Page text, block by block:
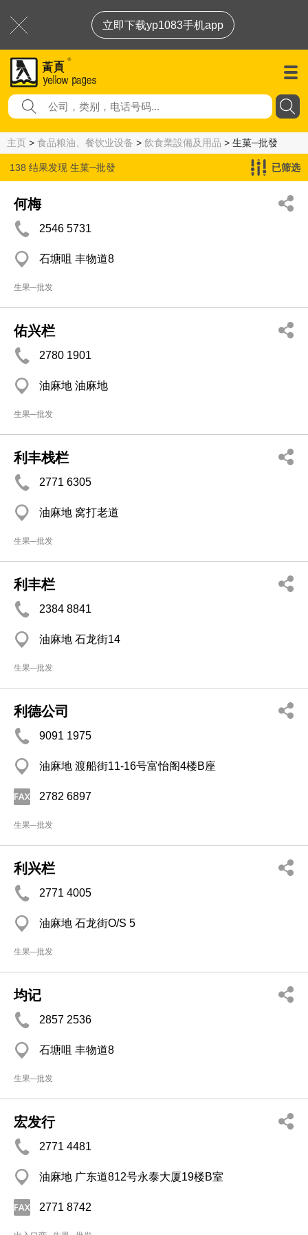
立即下载yp1083手机app
主页 > 食品粮油、餐饮业设备 > 飲食業設備及用品 > 生菓─批發
138 结果发现 生菓─批發 已筛选
何梅
2546 5731
石塘咀 丰物道8
生果─批发
佑兴栏
2780 1901
油麻地 油麻地
生果─批发
利丰栈栏
2771 6305
油麻地 窝打老道
生果─批发
利丰栏
2384 8841
油麻地 石龙街14
生果─批发
利德公司
9091 1975
油麻地 渡船街11-16号富怡阁4楼B座
2782 6897
生果─批发
利兴栏
2771 4005
油麻地 石龙街O/S 5
生果─批发
均记
2857 2536
石塘咀 丰物道8
生果─批发
宏发行
2771 4481
油麻地 广东道812号永泰大厦19楼B室
2771 8742